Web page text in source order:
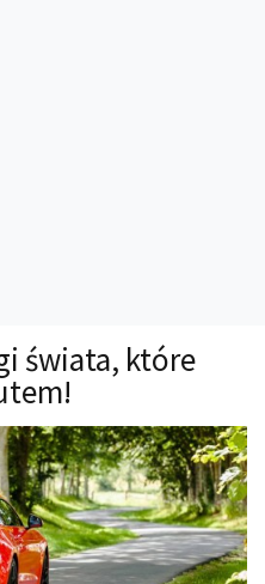
świata, które